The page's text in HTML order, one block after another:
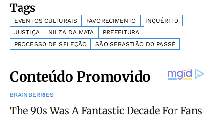
Tags
EVENTOS CULTURAIS FAVORECIMENTO
INQUÉRITO
JUSTIÇA
NILZA DA MATA
PREFEITURA
PROCESSO DE SELEÇÃO
SÃO SEBASTIÃO DO PASSÉ